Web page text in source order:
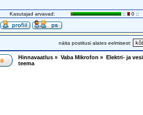
Kasutajad arvavad: :: 0 ::
näita postitusi alates eelmisest:
Hinnavaatlus » Vaba Mikrofon » Elektri- ja
teema